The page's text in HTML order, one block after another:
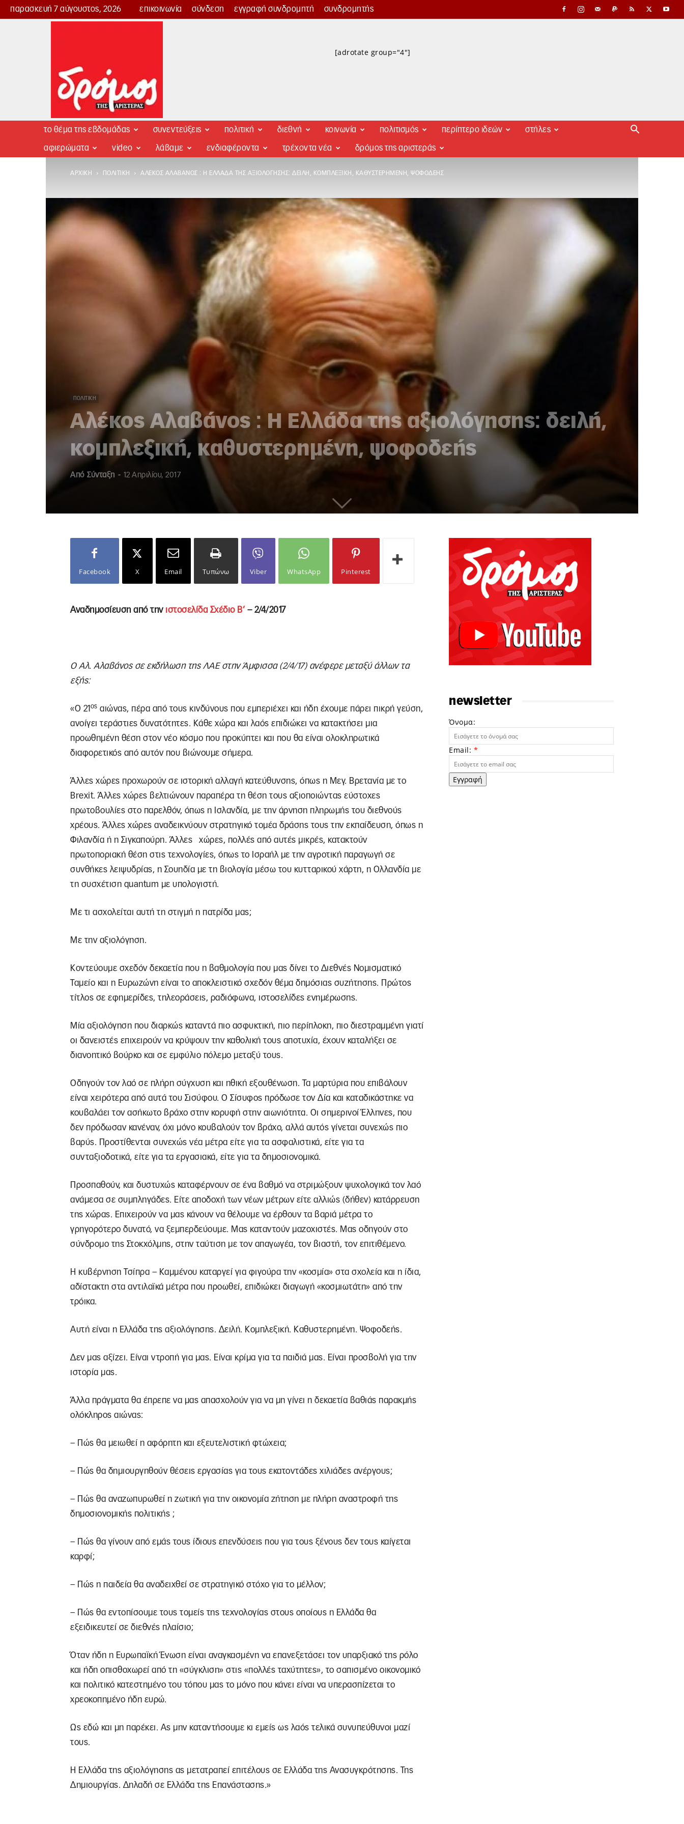
παρασκευή 7 αύγουστος, 2026 επικοινωνία σύνδεση εγγραφή συνδρομητή συνδρομητής
Δρόμος
[adrotate group="4"]
το θέμα της εβδομάδας συνεντεύξεις πολιτική διεθνή κοινωνία πολιτισμός περίπτερο ιδεών στήλες
αφιερώματα video λάβαμε ενδιαφέροντα τρέχοντα νέα δρόμος της αριστεράς
ΑΡΧΙΚΉ ΠΟΛΙΤΙΚΉ ΑΛΈΚΟΣ ΑΛΑΒΆΝΟΣ : Η ΕΛΛΆΔΑ ΤΗΣ ΑΞΙΟΛΌΓΗΣΗΣ: ΔΕΙΛΉ, ΚΟΜΠΛΕΞΙΚΉ, ΚΑΘΥΣΤΕΡΗΜΈΝΗ, ΨΟΦΟΔΕΉΣ
ΠΟΛΙΤΙΚΉ
Αλέκος Αλαβάνος : Η Ελλάδα της αξιολόγησης: δειλή,
κομπλεξική, καθυστερημένη, ψοφοδεής
Από Σύνταξη - 12 Απριλίου, 2017
Facebook X Email Τυπώνω Viber WhatsApp Pinterest
Αναδημοσίευση από την ιστοσελίδα Σχέδιο Β’ – 2/4/2017
Ο Αλ. Αλαβάνος σε εκδήλωση της ΛΑΕ στην Άμφισσα (2/4/17) ανέφερε μεταξύ άλλων τα
εξής:
«Ο 21 ος αιώνας, πέρα από τους κινδύνους που εμπεριέχει και ήδη έχουμε πάρει πικρή γεύση,
ανοίγει τεράστιες δυνατότητες. Κάθε χώρα και λαός επιδιώκει να κατακτήσει μια
προωθημένη θέση στον νέο κόσμο που προκύπτει και που θα είναι ολοκληρωτικά
διαφορετικός από αυτόν που βιώνουμε σήμερα.
Άλλες χώρες προχωρούν σε ιστορική αλλαγή κατεύθυνσης, όπως η Μεγ. Βρετανία με το
Brexit. Άλλες χώρες βελτιώνουν παραπέρα τη θέση τους αξιοποιώντας εύστοχες
πρωτοβουλίες στο παρελθόν, όπως η Ισλανδία, με την άρνηση πληρωμής του διεθνούς
χρέους. Άλλες χώρες αναδεικνύουν στρατηγικό τομέα δράσης τους την εκπαίδευση, όπως η
Φιλανδία ή η Σιγκαπούρη. Άλλες χώρες, πολλές από αυτές μικρές, κατακτούν
πρωτοποριακή θέση στις τεχνολογίες, όπως το Ισραήλ με την αγροτική παραγωγή σε
συνθήκες λειψυδρίας, η Σουηδία με τη βιολογία μέσω του κυτταρικού χάρτη, η Ολλανδία με
τη συσχέτιση quantum με υπολογιστή.
Με τι ασχολείται αυτή τη στιγμή η πατρίδα μας;
Με την αξιολόγηση.
Κοντεύουμε σχεδόν δεκαετία που η βαθμολογία που μας δίνει το Διεθνές Νομισματικό
Ταμείο και η Ευρωζώνη είναι το αποκλειστικό σχεδόν θέμα δημόσιας συζήτησης. Πρώτος
τίτλος σε εφημερίδες, τηλεοράσεις, ραδιόφωνα, ιστοσελίδες ενημέρωσης.
Μία αξιολόγηση που διαρκώς καταντά πιο ασφυκτική, πιο περίπλοκη, πιο διεστραμμένη γιατί
οι δανειστές επιχειρούν να κρύψουν την καθολική τους αποτυχία, έχουν καταλήξει σε
διανοητικό βούρκο και σε εμφύλιο πόλεμο μεταξύ τους.
Οδηγούν τον λαό σε πλήρη σύγχυση και ηθική εξουθένωση. Τα μαρτύρια που επιβάλουν
είναι χειρότερα από αυτά του Σισύφου. Ο Σίσυφος πρόδωσε τον Δία και καταδικάστηκε να
κουβαλάει τον ασήκωτο βράχο στην κορυφή στην αιωνιότητα. Οι σημερινοί Έλληνες, που
δεν πρόδωσαν κανέναν, όχι μόνο κουβαλούν τον βράχο, αλλά αυτός γίνεται συνεχώς πιο
βαρύς. Προστίθενται συνεχώς νέα μέτρα είτε για τα ασφαλιστικά, είτε για τα
συνταξιοδοτικά, είτε για τα εργασιακά, είτε για τα δημοσιονομικά.
Προσπαθούν, και δυστυχώς καταφέρνουν σε ένα βαθμό να στριμώξουν ψυχολογικά τον λαό
ανάμεσα σε συμπληγάδες. Είτε αποδοχή των νέων μέτρων είτε αλλιώς (δήθεν) κατάρρευση
της χώρας. Επιχειρούν να μας κάνουν να θέλουμε να έρθουν τα βαριά μέτρα το
γρηγορότερο δυνατό, να ξεμπερδεύουμε. Μας καταντούν μαζοχιστές. Μας οδηγούν στο
σύνδρομο της Στοκχόλμης, στην ταύτιση με τον απαγωγέα, τον βιαστή, τον επιτιθέμενο.
Η κυβέρνηση Τσίπρα – Καμμένου καταργεί για φιγούρα την «κοσμία» στα σχολεία και η ίδια,
αδίστακτη στα αντιλαϊκά μέτρα που προωθεί, επιδιώκει διαγωγή «κοσμιωτάτη» από την
τρόικα.
Αυτή είναι η Ελλάδα της αξιολόγησης. Δειλή. Κομπλεξική. Καθυστερημένη. Ψοφοδεής.
Δεν μας αξίζει. Είναι ντροπή για μας. Είναι κρίμα για τα παιδιά μας. Είναι προσβολή για την
ιστορία μας.
Άλλα πράγματα θα έπρεπε να μας απασχολούν για να μη γίνει η δεκαετία βαθιάς παρακμής
ολόκληρος αιώνας:
– Πώς θα μειωθεί η αφόρητη και εξευτελιστική φτώχεια;
– Πώς θα δημιουργηθούν θέσεις εργασίας για τους εκατοντάδες χιλιάδες ανέργους;
– Πώς θα αναζωπυρωθεί η ζωτική για την οικονομία ζήτηση με πλήρη αναστροφή της
δημοσιονομικής πολιτικής ;
– Πώς θα γίνουν από εμάς τους ίδιους επενδύσεις που για τους ξένους δεν τους καίγεται
καρφί;
– Πώς η παιδεία θα αναδειχθεί σε στρατηγικό στόχο για το μέλλον;
– Πώς θα εντοπίσουμε τους τομείς της τεχνολογίας στους οποίους η Ελλάδα θα
εξειδικευτεί σε διεθνές πλαίσιο;
Όταν ήδη η Ευρωπαϊκή Ένωση είναι αναγκασμένη να επανεξετάσει τον υπαρξιακό της ρόλο
και ήδη οπισθοχωρεί από τη «σύγκλιση» στις «πολλές ταχύτητες», το σαπισμένο οικονομικό
και πολιτικό κατεστημένο του τόπου μας το μόνο που κάνει είναι να υπερασπίζεται το
χρεοκοπημένο ήδη ευρώ.
Ως εδώ και μη παρέκει. Ας μην καταντήσουμε κι εμείς ως λαός τελικά συνυπεύθυνοι μαζί
τους.
Η Ελλάδα της αξιολόγησης ας μετατραπεί επιτέλους σε Ελλάδα της Ανασυγκρότησης. Της
Δημιουργίας. Δηλαδή σε Ελλάδα της Επανάστασης.»
newsletter
Όνομα:
Email: *
Εγγραφή